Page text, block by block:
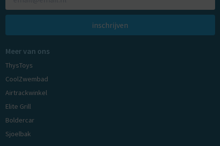
inschrijven
Meer van ons
ThysToys
CoolZwembad
Airtrackwinkel
Elite Grill
Boldercar
Sjoelbak